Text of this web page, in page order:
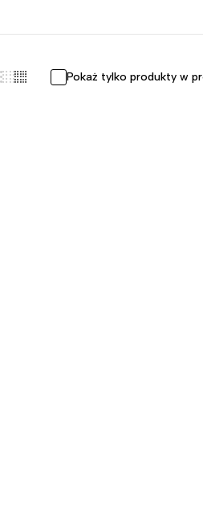
Pokaż tylko produkty w